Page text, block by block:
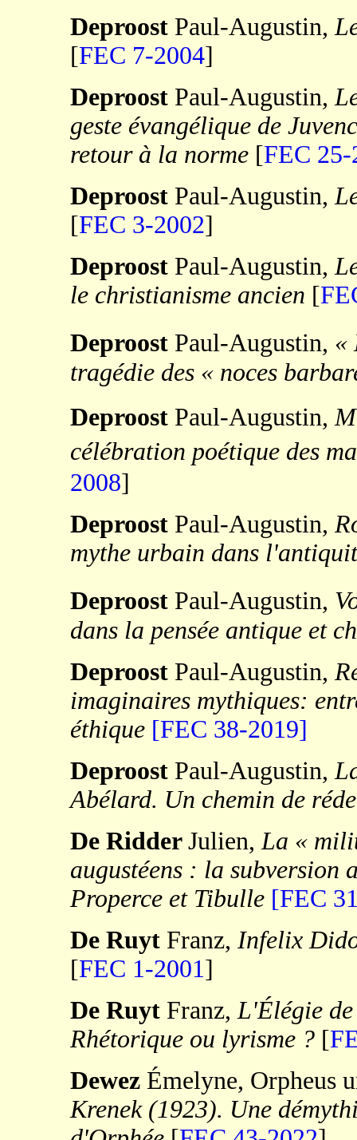
Deproost Paul-Augustin,
[FEC 7-2004]
Deproost Paul-Augustin,
geste évangélique de
retour à la norme [FEC 25-
Deproost Paul-Augustin,
[FEC 3-2002]
Deproost Paul-Augustin,
le christianisme ancien [
Deproost Paul-Augustin, «
tragédie des « noces
Deproost Paul-Augustin,
célébration poétique des
2008]
Deproost Paul-Augustin,
mythe urbain dans
Deproost Paul-Augustin,
dans la pensée antique et
Deproost Paul-Augustin,
imaginaires mythiques:
éthique [FEC 38-2019]
Deproost Paul-Augustin,
Abélard. Un chemin de
De Ridder Julien,La «
augustéens : la subversion
Properce et Tibulle [FEC
De Ruyt Franz, Infelix
[FEC 1-2001]
De Ruyt Franz,L'Élégie
Rhétorique ou lyrisme ? [
Dewez Émelyne, Orpheus
Krenek (1923). Une